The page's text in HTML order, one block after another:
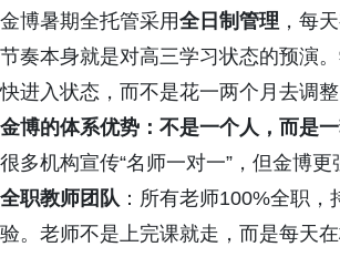
金博暑期全托管采用全日制管理 ，每
节奏本身就是对高三学习状态的预演
快进入状态，而不是花一两个月去调整
金博的体系优势：不是一个人，而是
很多机构宣传“名师一对一”，但金博更
全职教师团队 ：所有老师100%全职
验。老师不是上完课就走，而是每天